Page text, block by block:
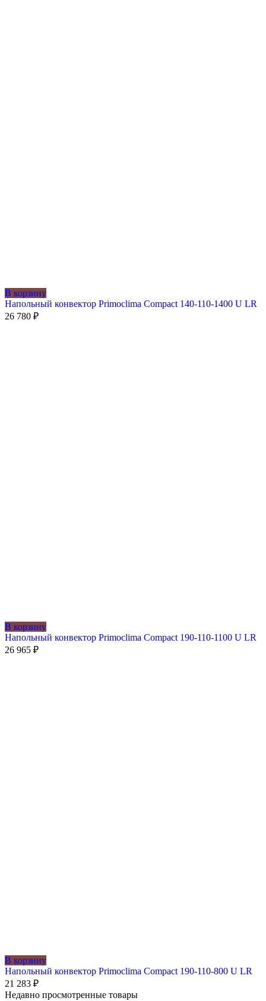
В корзину
Напольный конвектор Primoclima Compact 140-110-1400 U LR
26 780 ₽
В корзину
Напольный конвектор Primoclima Compact 190-110-1100 U LR
26 965 ₽
В корзину
Напольный конвектор Primoclima Compact 190-110-800 U LR
21 283 ₽
Недавно просмотренные товары